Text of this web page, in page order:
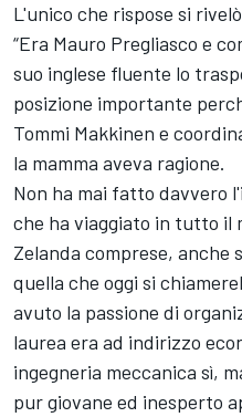
L'unico che rispose si
“Era Mauro Pregliasco e
suo inglese fluente lo
posizione importante
Tommi Makkinen e
la mamma aveva ragione.
Non ha mai fatto davvero
che ha viaggiato in tutto il
Zelanda comprese, anche
quella che oggi si
avuto la passione di
laurea era ad indirizzo
ingegneria meccanica sì,
pur giovane ed inesperto